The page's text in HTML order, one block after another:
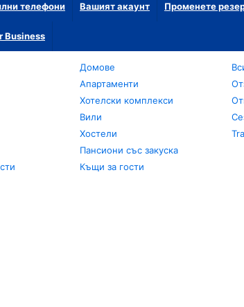
телефони Вашият акаунт Променете
Business
Домове
Апартаменти
Хотелски комплекси
Вили
Хостели
Пансиони със закуска
Къщи за гости